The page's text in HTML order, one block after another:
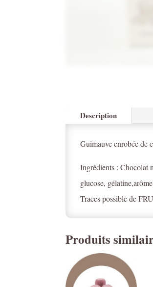
Description
Guimauve enrobée de
Ingrédients : Chocolat
glucose,
Traces possible de
Produits